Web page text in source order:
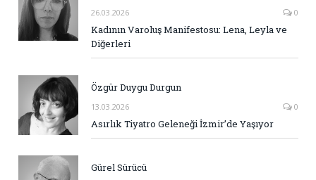
26.03.2026 0
Kadının Varoluş Manifestosu: Lena, Leyla ve
Diğerleri
Özgür Duygu Durgun
13.03.2026 0
Asırlık Tiyatro Geleneği İzmir’de Yaşıyor
Gürel Sürücü